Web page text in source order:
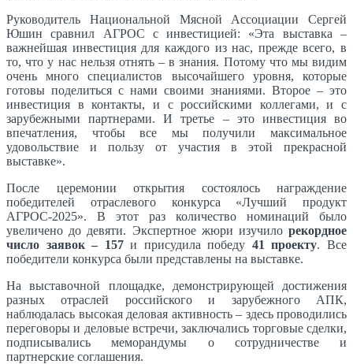
Руководитель Национальной Мясной Ассоциации Сергей
Юшин сравнил АГРОС с инвестицией: «Эта выставка –
важнейшая инвестиция для каждого из нас, прежде всего, в
то, что у нас нельзя отнять – в знания. Потому что мы видим
очень много специалистов высочайшего уровня, которые
готовы поделиться с нами своими знаниями. Второе – это
инвестиция в контакты, и с российскими коллегами, и с
зарубежными партнерами. И третье – это инвестиция во
впечатления, чтобы все мы получили максимальное
удовольствие и пользу от участия в этой прекрасной
выставке».
После церемонии открытия состоялось награждение
победителей отраслевого конкурса «Лучший продукт
АГРОС-2025». В этот раз количество номинаций было
увеличено до девяти. Экспертное жюри изучило рекордное
число заявок – 157и присудила победу 41 проекту. Все
победители конкурса были представлены на выставке.
На выставочной площадке, демонстрирующей достижения
разных отраслей российского и зарубежного АПК,
наблюдалась высокая деловая активность – здесь проводились
переговоры и деловые встречи, заключались торговые сделки,
подписывались меморандумы о сотрудничестве и
партнерские соглашения.